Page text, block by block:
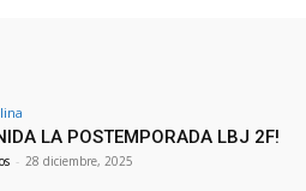
LA POSTEMPORADA LBJ 2F!
- 28 diciembre, 2025